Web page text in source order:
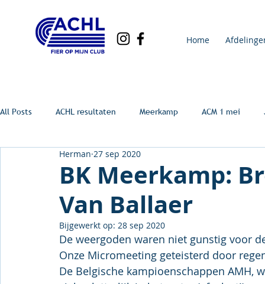
Home
All Posts ACHL resultaten Meerkamp ACM 1 mei
BK Meerkamp:
Van Ballaer
Herman 27 sep 2020
Bijgewerkt op: 28 sep 2020
De weergoden waren niet gunstig voor
Onze Micromeeting geteisterd door
De Belgische kampioenschappen AMH,